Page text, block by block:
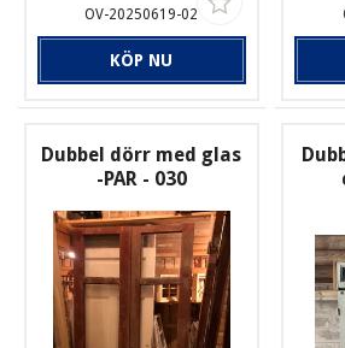
OV-20250619-02
KÖP NU
Dubbel dörr med glas
-PAR - 030